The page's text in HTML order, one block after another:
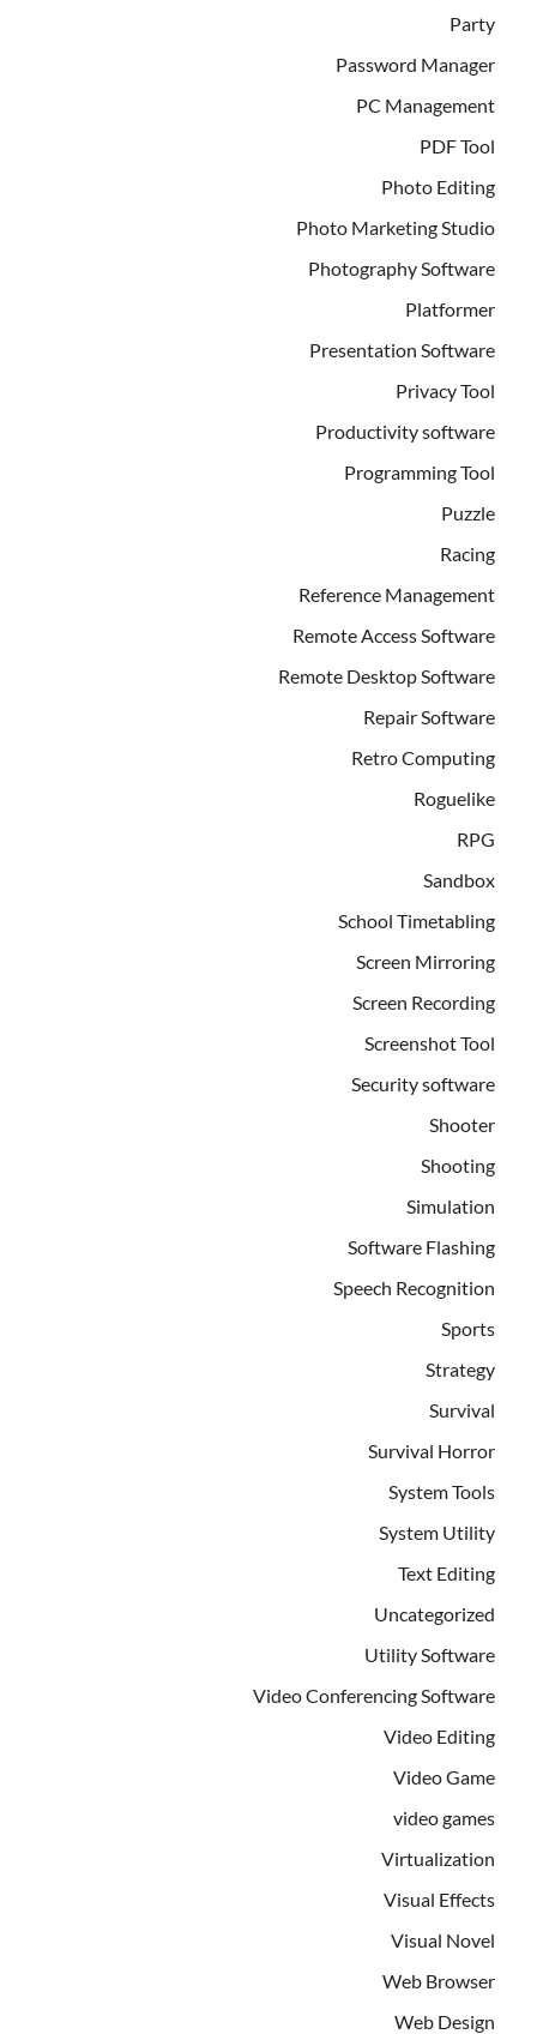
Party
Password Manager
PC Management
PDF Tool
Photo Editing
Photo Marketing Studio
Photography Software
Platformer
Presentation Software
Privacy Tool
Productivity software
Programming Tool
Puzzle
Racing
Reference Management
Remote Access Software
Remote Desktop Software
Repair Software
Retro Computing
Roguelike
RPG
Sandbox
School Timetabling
Screen Mirroring
Screen Recording
Screenshot Tool
Security software
Shooter
Shooting
Simulation
Software Flashing
Speech Recognition
Sports
Strategy
Survival
Survival Horror
System Tools
System Utility
Text Editing
Uncategorized
Utility Software
Video Conferencing Software
Video Editing
Video Game
video games
Virtualization
Visual Effects
Visual Novel
Web Browser
Web Design